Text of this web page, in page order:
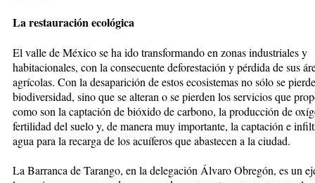
La restauración ecológica
El valle de México se ha ido transformando en zonas industriales y
habitacionales, con la consecuente deforestación y pérdida de sus
agrícolas. Con la desaparición de estos ecosistemas no sólo se
biodiversidad, sino que se alteran o se pierden los servicios que
como son la captación de bióxido de carbono, la producción de
fertilidad del suelo y, de manera muy importante, la captación e
agua para la recarga de los acuíferos que abastecen a la ciudad.
La Barranca de Tarango, en la delegación Álvaro Obregón, es un